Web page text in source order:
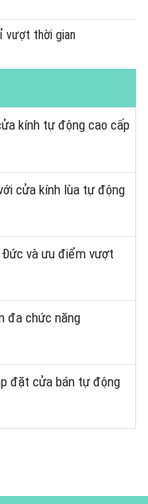
vượt thời gian
kính tự động cao cấp
cửa kính lùa tự động
và ưu điểm vượt
đa chức năng
đặt cửa bán tự động